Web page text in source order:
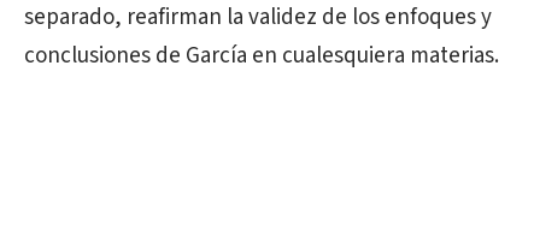
separado, reafirman la validez de los enfoques y
conclusiones de García en cualesquiera materias.